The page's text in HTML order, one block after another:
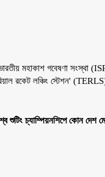
মহাকাশ গবেষণা সংস্থা
রকেট লঞ্চিং স্টেশন'
চ্যাম্পিয়নশিপে কোন দেশ